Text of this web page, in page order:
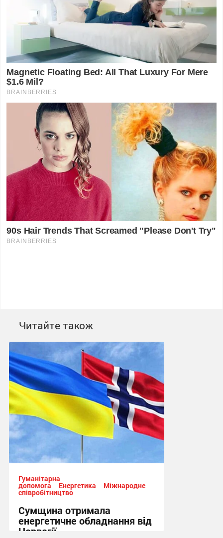
Читайте також
Гуманітарна
допомога Енергетика Міжнародне
співробітництво
Сумщина отримала
енергетичне обладнання від
Норвегії